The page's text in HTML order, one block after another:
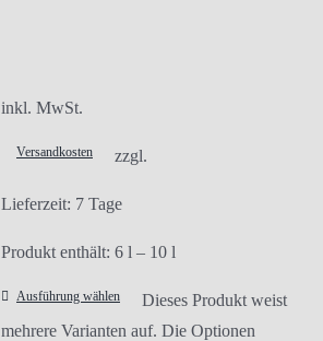
inkl. MwSt.
zzgl.
Versandkosten
Lieferzeit: 7 Tage
Produkt enthält: 6 l – 10 l
Ausführung wählen
Dieses Produkt weist
mehrere Varianten auf. Die Optionen